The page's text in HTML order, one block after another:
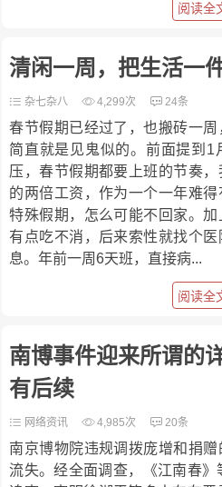
阅读全
清闲一周，把生活一
杂七杂八 4,299次 24条
春节假期已经过了，也搬砖一周
简直就是见鬼似的。前面提到1
压，春节假期都要上班的节奏
的两倍工资，作为一个一年难
特殊假期，怎么可能不回家。
有点吃不消，后来索性就找个
息。年前一周6天班，直接病...
阅读全
南博事件迎来所谓的
有后续
网络资讯 4,985次 20条
南京博物院违规调拨庞增和捐
流失。经全面调查，《江南春